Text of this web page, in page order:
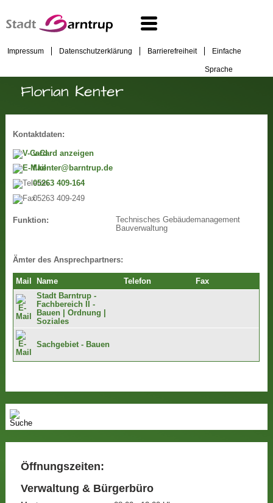
Impressum Datenschutzerklärung Barrierefreiheit Einfache
Sprache
Florian Kenter
Kontaktdaten:
v-Card anzeigen
f.kenter@barntrup.de
05263 409-164
05263 409-249
Funktion:
Technisches Gebäudemanagement
Bauverwaltung
Ämter des Ansprechpartners:
Mail Name Telefon
Fax
Stadt Barntrup -
Fachbereich II -
Bauen | Ordnung |
Soziales
Sachgebiet - Bauen
Öffnungszeiten:
Verwaltung & Bürgerbüro